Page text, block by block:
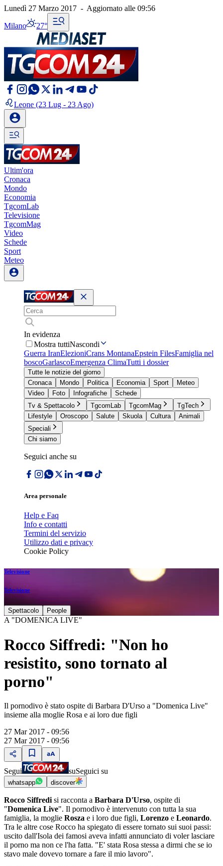
Lunedì 27 Marzo 2017 - Aggiornato alle 09:56
Milano 27°
Leone (23 Lug - 23 Ago)
Ultim'ora
Cronaca
Mondo
Economia
TgcomLab
Televisione
TgcomMag
Video
Schede
Sport
Meteo
In evidenza
Mostra tuttiNascondi
Guerra IranElezioniCrans MontanaEpstein FilesFamiglia nel
boscoGarlascoEmergenza ClimaTutti i dossier
Tutte le notizie del giorno
Cronaca
Mondo Politica Economia Sport
Meteo
Video
Foto Infografiche
Schede
Tv & Spettacolo
TgcomLab TgcomMag
TgTech
Lifestyle
Oroscopo Salute Skuola Cultura
Animali
Speciali
Chi siamo
Seguici anche su
Area personale
Help e Faq
Info e contatti
Termini del servizio
Utilizzo dati e privacy
Cookie Policy
Televisione
Televisione
Spettacolo People
A "DOMENICA LIVE"
Rocco Siffredi: "Non ho
resistito, sono tornato al
porno"
Il pornodivo è stato ospite di Barbara D'Urso a "Domenica Live"
insieme alla moglie Rosa e ai loro due figli
27 Mar 2017 - 09:56
27 Mar 2017 - 09:56
Segui suSeguici su
whatsapp discover
Rocco Siffredi si racconta a Barbara D'Urso, ospite di
"Domenica Live". Il pornodivo è intervenuto con tutta la sua
famiglia, la moglie Rosza e i loro due figli, Lorenzo e Leonardo.
Tra le altre cose Rocco ha spiegato di essere tornato sui suoi passi:
uscito dall'Isola dei famosi aveva infatti annunciato di voler lasciare
il porno ma non ce l'ha fatta. "E' stata Rosa stessa a dirmi che se io
stavo male dovevo tornare a fare il mio lavoro".